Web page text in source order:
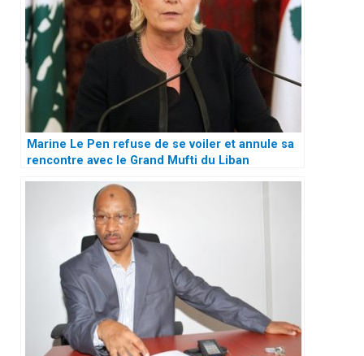
Marine Le Pen refuse de se voiler et annule sa
rencontre avec le Grand Mufti du Liban